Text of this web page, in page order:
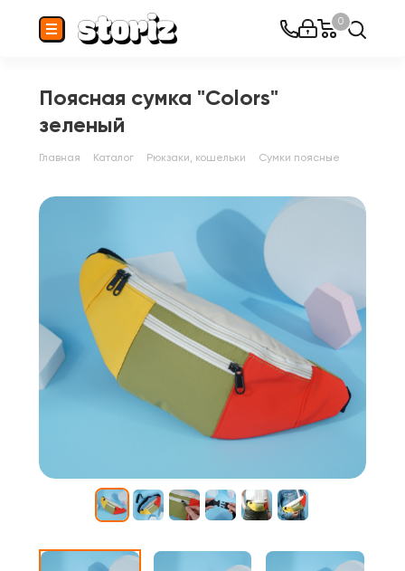
0
Поясная сумка "Colors"
зеленый
Главная Каталог Рюкзаки, кошельки Сумки поясные